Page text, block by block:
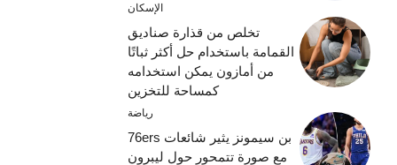
الإسكان
تخلص من قذارة صناديق
القمامة باستخدام حل أكثر ثباتًا
من أمازون يمكن استخدامه
كمساحة للتخزين
رياضة
بن سيمونز يثير شائعات 76ers
مع صورة تتمحور حول ليبرون